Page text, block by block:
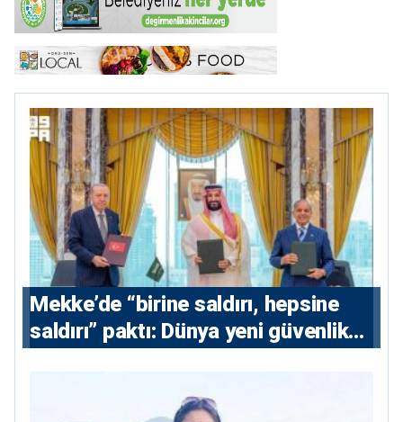
Mekke’de “birine saldırı, hepsine
saldırı” paktı: Dünya yeni güvenlik